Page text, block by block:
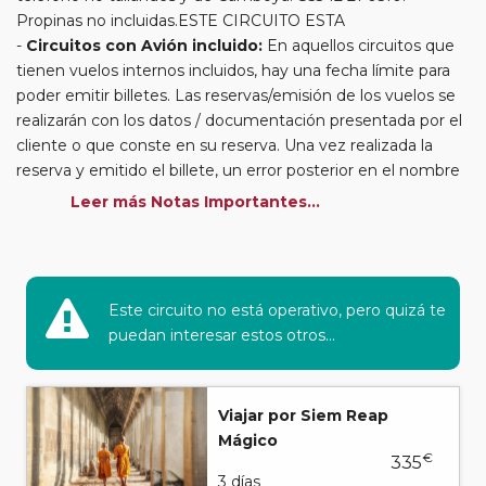
Propinas no incluidas.ESTE CIRCUITO ESTA
Circuitos con Avión incluido: En aquellos circuitos que
tienen vuelos internos incluidos, hay una fecha límite para
poder emitir billetes. Las reservas/emisión de los vuelos se
realizarán con los datos / documentación presentada por el
cliente o que conste en su reserva. Una vez realizada la
reserva y emitido el billete, un error posterior en el nombre
o un nombre incompleto, puede provocar la invalidez del
reserva nueva puede implicar la posibilidad de no conseguir
plazas en los mismos vuelos previstos. Las compañías
aéreas se reservan el derecho de que un billete con un
nombre que no coincida con el que aparece en el
pasaporte pueda ser motivo para denegar el embarque a
un viajero.
Circuitos con Avión / Tren incluidos:
aéreas aceptan facturar un bulto de un máximo 20 kg por
Leer más Notas Importantes...
Este circuito no está operativo, pero quizá te
puedan interesar estos otros...
Viajar por Siem Reap
Mágico
3 días
335€